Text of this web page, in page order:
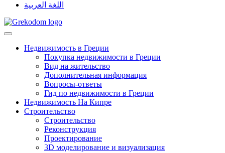
اللغة العربية
Недвижимость в Греции
Покупка недвижимости в Греции
Вид на жительство
Дополнительная информация
Вопросы-ответы
Гид по недвижимости в Греции
Недвижимость На Кипре
Строительство
Строительство
Реконструкция
Проектирование
3D моделирование и визуализация